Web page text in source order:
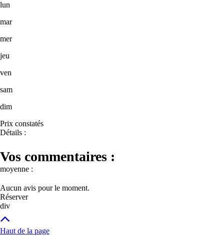
lun
mar
mer
jeu
ven
sam
dim
Prix constatés
Détails :
Vos commentaires :
moyenne :
Aucun avis pour le moment.
Réserver
div
Haut de la page